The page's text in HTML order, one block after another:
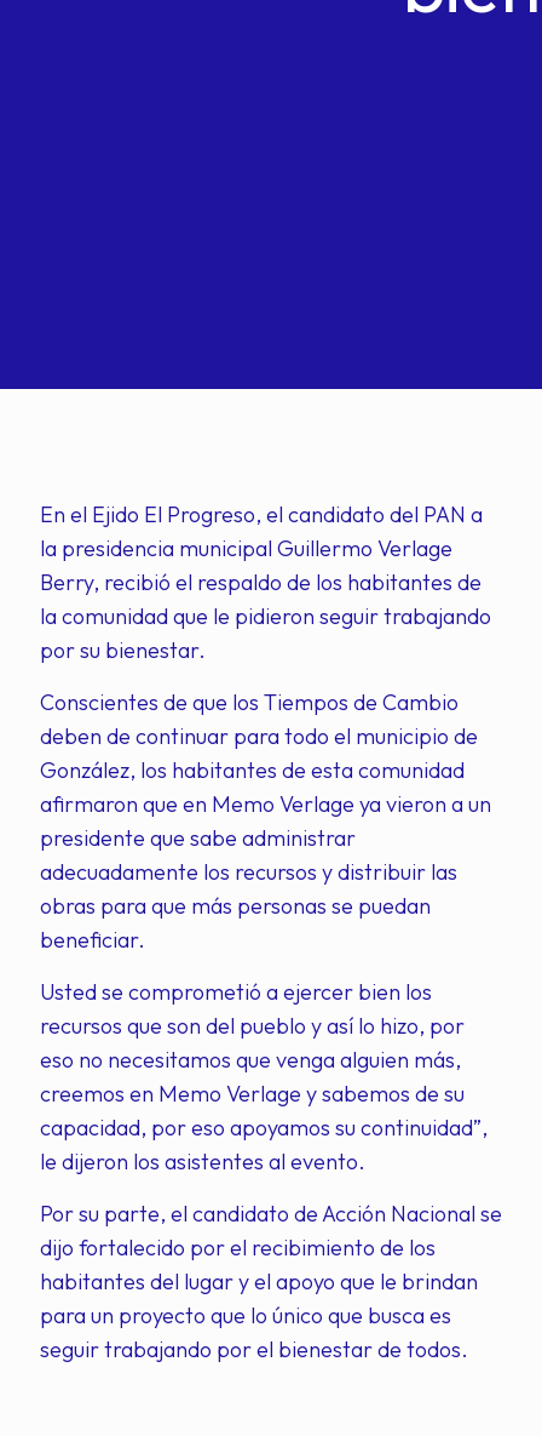
En el Ejido El Progreso, el candidato del PAN a
la presidencia municipal Guillermo Verlage
Berry, recibió el respaldo de los habitantes de
la comunidad que le pidieron seguir trabajando
por su bienestar.
Conscientes de que los Tiempos de Cambio
deben de continuar para todo el municipio de
González, los habitantes de esta comunidad
afirmaron que en Memo Verlage ya vieron a un
presidente que sabe administrar
adecuadamente los recursos y distribuir las
obras para que más personas se puedan
beneficiar.
Usted se comprometió a ejercer bien los
recursos que son del pueblo y así lo hizo, por
eso no necesitamos que venga alguien más,
creemos en Memo Verlage y sabemos de su
capacidad, por eso apoyamos su continuidad”,
le dijeron los asistentes al evento.
Por su parte, el candidato de Acción Nacional se
dijo fortalecido por el recibimiento de los
habitantes del lugar y el apoyo que le brindan
para un proyecto que lo único que busca es
seguir trabajando por el bienestar de todos.